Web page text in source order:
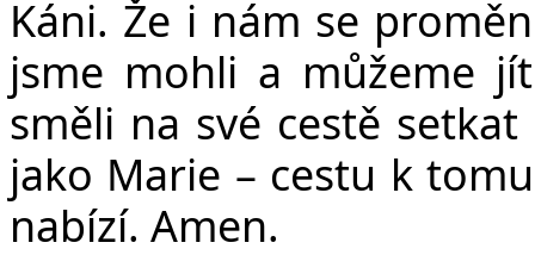
Káni. Že i nám se
jsme mohli a můžeme
směli na své cestě
jako Marie – cestu k
nabízí. Amen.